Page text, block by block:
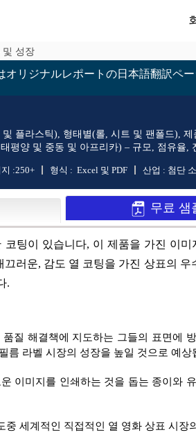
및 성장
オリジナルレポートの日本語翻訳ペー
플라스틱), 형태별(롤, 시트 및 팬폴드),
평양 및 중동 및 아프리카) – 규모, 점유율,
:250+ 형식 : Excel 및 PDF 산업 : 첨단
무료 샘
팅이 있습니다, 이 제품을 가진 이미
러운, 감도 열 코팅을 가진 상표의 우
.
질 해결책에 지도하는 그들의 표면에
름 라벨 시장의 성장을 높일 것으로 예상
이미지를 인쇄하는 것을 돕는 종이와
세계적인 직접적인 열 영화 상표 시장